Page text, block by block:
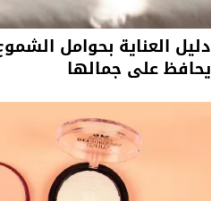
دليل العناية بحوامل
يحافظ على جمالها